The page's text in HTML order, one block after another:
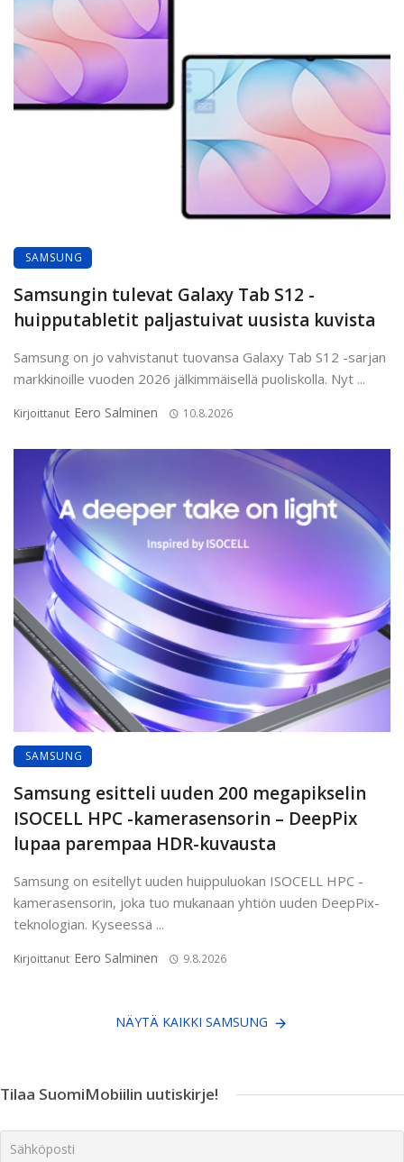
SAMSUNG
Samsungin tulevat Galaxy Tab S12 -
huipputabletit paljastuivat uusista kuvista
Samsung on jo vahvistanut tuovansa Galaxy Tab S12 -sarjan
markkinoille vuoden 2026 jälkimmäisellä puoliskolla. Nyt ...
Kirjoittanut Eero Salminen 10.8.2026
SAMSUNG
Samsung esitteli uuden 200 megapikselin
ISOCELL HPC -kamerasensorin – DeepPix
lupaa parempaa HDR-kuvausta
Samsung on esitellyt uuden huippuluokan ISOCELL HPC -
kamerasensorin, joka tuo mukanaan yhtiön uuden DeepPix-
teknologian. Kyseessä ...
Kirjoittanut Eero Salminen 9.8.2026
NÄYTÄ KAIKKI SAMSUNG
Tilaa SuomiMobiilin uutiskirje!